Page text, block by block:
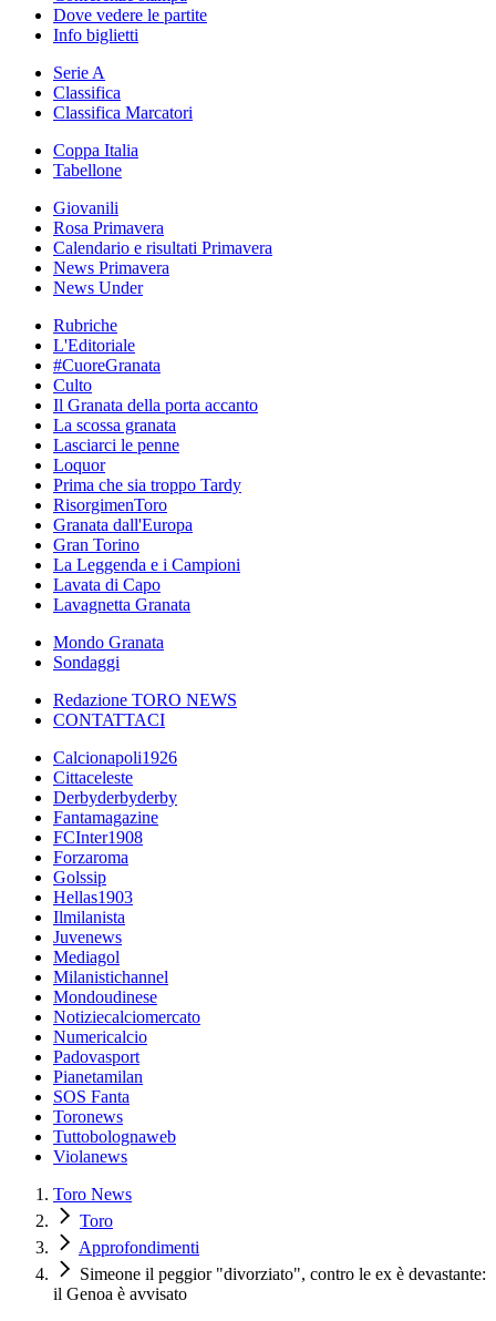
Dove vedere le partite
Info biglietti
Serie A
Classifica
Classifica Marcatori
Coppa Italia
Tabellone
Giovanili
Rosa Primavera
Calendario e risultati Primavera
News Primavera
News Under
Rubriche
L'Editoriale
#CuoreGranata
Culto
Il Granata della porta accanto
La scossa granata
Lasciarci le penne
Loquor
Prima che sia troppo Tardy
RisorgimenToro
Granata dall'Europa
Gran Torino
La Leggenda e i Campioni
Lavata di Capo
Lavagnetta Granata
Mondo Granata
Sondaggi
Redazione TORO NEWS
CONTATTACI
Calcionapoli1926
Cittaceleste
Derbyderbyderby
Fantamagazine
FCInter1908
Forzaroma
Golssip
Hellas1903
Ilmilanista
Juvenews
Mediagol
Milanistichannel
Mondoudinese
Notiziecalciomercato
Numericalcio
Padovasport
Pianetamilan
SOS Fanta
Toronews
Tuttobolognaweb
Violanews
Toro News
Toro
Approfondimenti
Simeone il peggior "divorziato", contro le ex è devastante:
il Genoa è avvisato